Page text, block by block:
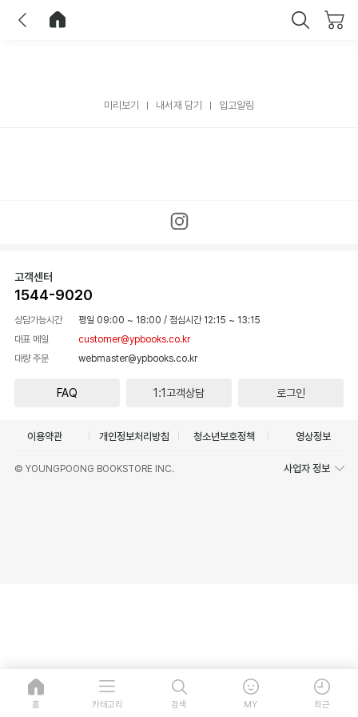
미리보기 내서재 담기 입고알림
고객센터
1544-9020
상담가능시간 평일 09:00 ~ 18:00 / 점심시간 12:15 ~ 13:15
대표 메일
customer@ypbooks.co.kr
대량 주문
webmaster@ypbooks.co.kr
FAQ 1:1고객상담 로그인
이용약관 개인정보처리방침 청소년보호정책 영상정보
© YOUNGPOONG BOOKSTORE INC. 사업자 정보
홈 카테고리 검색 MY 최근